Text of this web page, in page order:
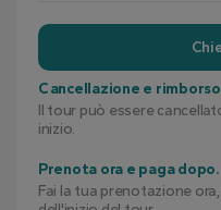
Cancellazione e
Il tour può essere
inizio.
Prenota ora e paga dopo.
Fai la tua prenotazione